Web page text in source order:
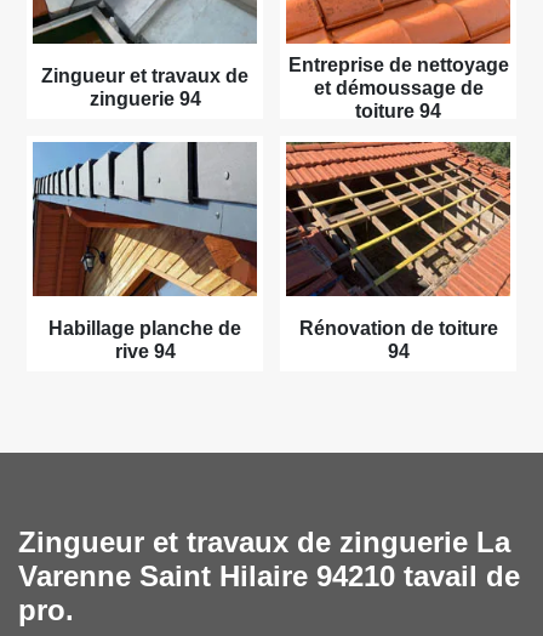
Zingueur et travaux de
zinguerie 94
Entreprise de nettoyage
et démoussage de
toiture 94
Habillage planche de
rive 94
Rénovation de toiture
94
Zingueur et travaux de zinguerie La
Varenne Saint Hilaire 94210 tavail de
pro.